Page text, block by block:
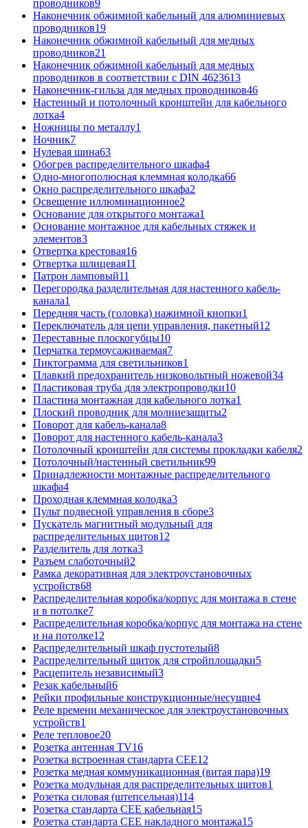
проводников9
Наконечник обжимной кабельный для алюминиевых
проводников19
Наконечник обжимной кабельный для медных
проводников21
Наконечник обжимной кабельный для медных
проводников в соответствии с DIN 4623613
Наконечник-гильза для медных проводников46
Настенный и потолочный кронштейн для кабельного
лотка4
Ножницы по металлу1
Ночник7
Нулевая шина63
Обогрев распределительного шкафа4
Одно-многополюсная клеммная колодка66
Окно распределительного шкафа2
Освещение иллюминационное2
Основание для открытого монтажа1
Основание монтажное для кабельных стяжек и
элементов3
Отвертка крестовая16
Отвертка шлицевая11
Патрон ламповый11
Перегородка разделительная для настенного кабель-
канала1
Передняя часть (головка) нажимной кнопки1
Переключатель для цепи управления, пакетный12
Переставные плоскогубцы10
Перчатка термоусаживаемая7
Пиктограмма для светильников1
Плавкий предохранитель низковольтный ножевой34
Пластиковая труба для электропроводки10
Пластина монтажная для кабельного лотка1
Плоский проводник для молниезащиты2
Поворот для кабель-канала8
Поворот для настенного кабель-канала3
Потолочный кронштейн для системы прокладки кабеля2
Потолочный/настенный светильник99
Принадлежности монтажные распределительного
шкафа4
Проходная клеммная колодка3
Пульт подвесной управления в сборе3
Пускатель магнитный модульный для
распределительных щитов12
Разделитель для лотка3
Разъем слаботочный2
Рамка декоративная для электроустановочных
устройств68
Распределительная коробка/корпус для монтажа в стене
и в потолке7
Распределительная коробка/корпус для монтажа на стене
и на потолке12
Распределительный шкаф пустотелый8
Распределительный щиток для стройплощадки5
Расцепитель независимый3
Резак кабельный6
Рейки профильные конструкционные/несущие4
Реле времени механическое для электроустановочных
устройств1
Реле тепловое20
Розетка антенная TV16
Розетка встроенная стандарта CEE12
Розетка медная коммуникационная (витая пара)19
Розетка модульная для распределительных щитов1
Розетка силовая (штепсельная)114
Розетка стандарта СЕЕ кабельная15
Розетка стандарта СЕЕ накладного монтажа15